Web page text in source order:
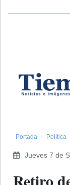
Portada Política
Jueves 7 de
Retiro